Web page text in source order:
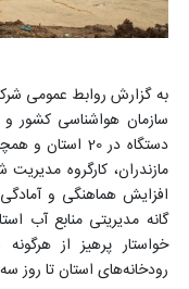
به گزارش روابط عمومی
سازمان هواشناسی کشور
دستگاه در 20
مازندران، کارگروه
گانه مدیریتی منابع آب
خواستار پرهیز از
رودخانه‌های استان تا روز سه شنبه -